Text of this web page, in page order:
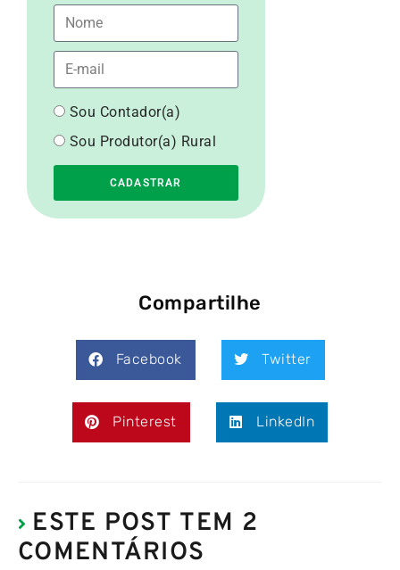
Sou Contador(a)
Sou Produtor(a) Rural
CADASTRAR
Compartilhe
Facebook Twitter
Pinterest LinkedIn
ESTE POST TEM 2
COMENTÁRIOS